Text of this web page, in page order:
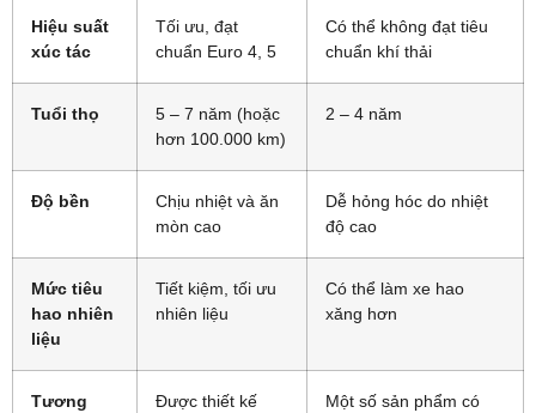
Hiệu suất
xúc tác
Tối ưu, đạt
chuẩn Euro 4, 5
Có thể không đạt tiêu
chuẩn khí thải
Tuổi thọ
5 – 7 năm (hoặc
hơn 100.000 km)
2 – 4 năm
Độ bền
Chịu nhiệt và ăn
mòn cao
Dễ hỏng hóc do nhiệt
độ cao
Mức tiêu
hao nhiên
liệu
Tiết kiệm, tối ưu
nhiên liệu
Có thể làm xe hao
xăng hơn
Tương
Được thiết kế
Một số sản phẩm có